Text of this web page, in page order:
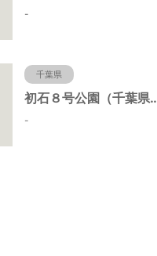
-
千葉県
初石８号公園
-